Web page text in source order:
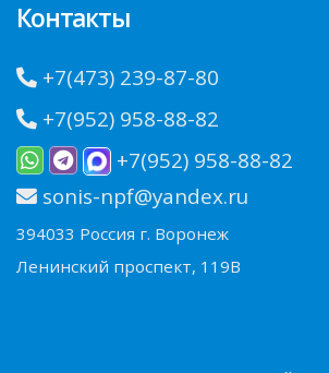
Контакты
+7(473) 239-87-80
+7(952) 958-88-82
+7(952) 958-88-82
sonis-npf@yandex.ru
394033 Россия г. Воронеж
Ленинский проспект, 119В